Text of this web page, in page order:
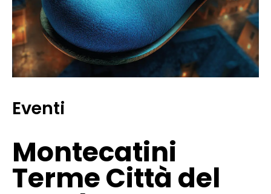
Eventi
Montecatini
Terme Città del